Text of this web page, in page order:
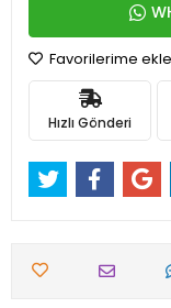
Favorilerime ekle
Hızlı Gönderi